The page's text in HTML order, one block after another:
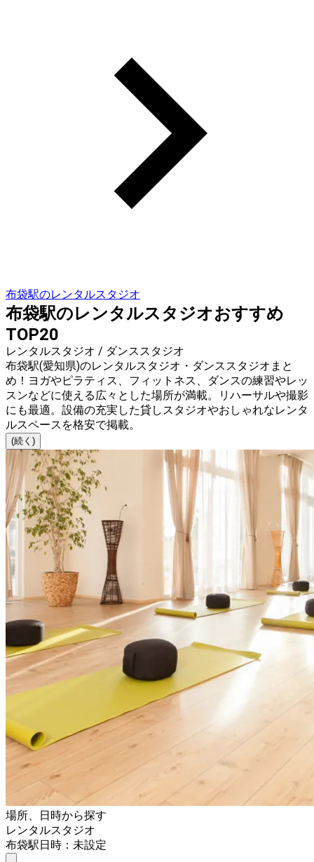
布袋駅のレンタルスタジオ
布袋駅のレンタルスタジオおすすめ
TOP20
レンタルスタジオ / ダンススタジオ
布袋駅(愛知県)のレンタルスタジオ・ダンススタジオまと
め！ヨガやピラティス、フィットネス、ダンスの練習やレッ
スンなどに使える広々とした場所が満載。リハーサルや撮影
にも最適。設備の充実した貸しスタジオやおしゃれなレンタ
ルスペースを格安で掲載。
(続く)
場所、日時から探す
レンタルスタジオ
布袋駅日時：未設定